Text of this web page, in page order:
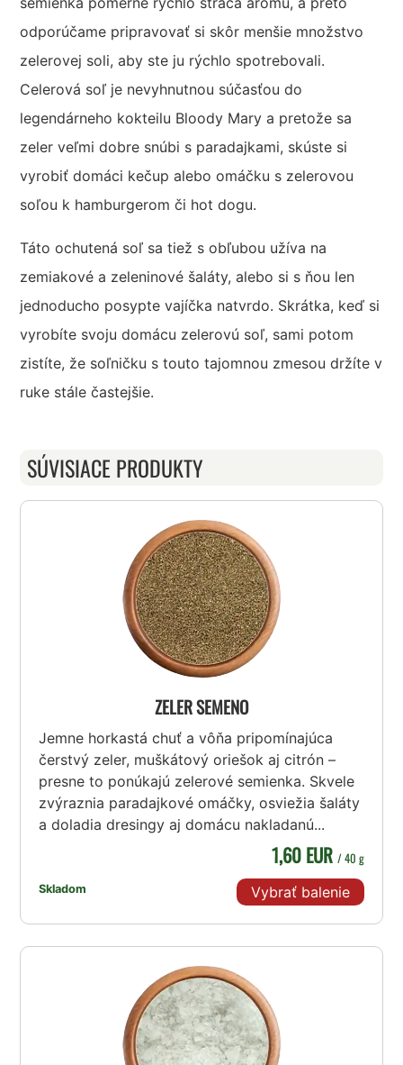
odporúčame pripravovať si skôr menšie množstvo
zelerovej soli, aby ste ju rýchlo spotrebovali.
Celerová soľ je nevyhnutnou súčasťou do
legendárneho kokteilu Bloody Mary a pretože sa
zeler veľmi dobre snúbi s paradajkami, skúste si
vyrobiť domáci kečup alebo omáčku s zelerovou
soľou k hamburgerom či hot dogu.
Táto ochutená soľ sa tiež s obľubou užíva na
zemiakové a zeleninové šaláty, alebo si s ňou len
jednoducho posypte vajíčka natvrdo. Skrátka, keď si
vyrobíte svoju domácu zelerovú soľ, sami potom
zistíte, že soľničku s touto tajomnou zmesou držíte v
ruke stále častejšie.
SÚVISIACE PRODUKTY
ZELER SEMENO
Jemne horkastá chuť a vôňa pripomínajúca
čerstvý zeler, muškátový oriešok aj citrón –
presne to ponúkajú zelerové semienka. Skvele
zvýraznia paradajkové omáčky, osviežia šaláty
a doladia dresingy aj domácu nakladanú...
Skladom
1,60 EUR / 40 g
Vybrať balenie